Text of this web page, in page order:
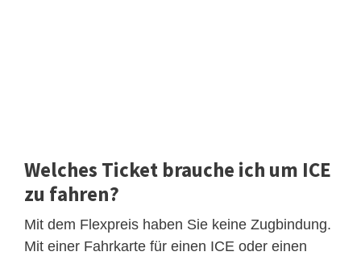
Welches Ticket brauche ich um ICE
zu fahren?
Mit dem Flexpreis haben Sie keine Zugbindung.
Mit einer Fahrkarte für einen ICE oder einen